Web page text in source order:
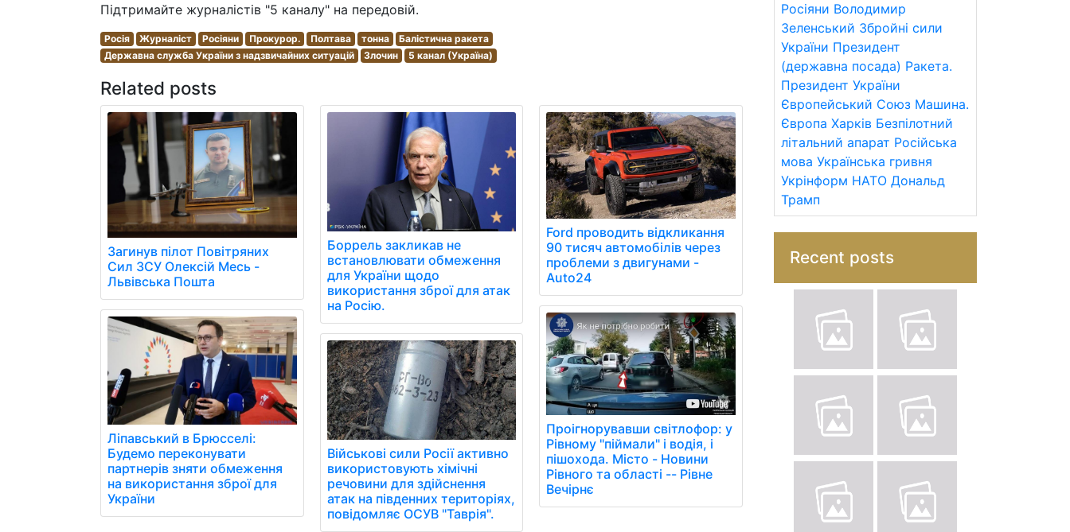
Підтримайте журналістів "5 каналу" на передовій.
Росія Журналіст Росіяни Прокурор. Полтава тонна
Балістична ракета
Державна служба України з надзвичайних ситуацій
Злочин 5 канал (Україна)
Related posts
Загинув пілот Повітряних
Сил ЗСУ Олексій Месь -
Львівська Пошта
Ліпавський в Брюсселі:
Будемо переконувати
партнерів зняти обмеження
на використання зброї для
України
Боррель закликав не
встановлювати обмеження
для України щодо
використання зброї для атак
на Росію.
Військові сили Росії активно
використовують хімічні
речовини для здійснення
атак на південних територіях,
повідомляє ОСУВ "Таврія".
Ford проводить відкликання
90 тисяч автомобілів через
проблеми з двигунами -
Auto24
Проігнорувавши світлофор: у
Рівному "піймали" і водія, і
пішохода. Місто - Новини
Рівного та області -- Рівне
Вечірнє
Росіяни Володимир
Зеленський Збройні сили
України Президент
(державна посада) Ракета.
Президент України
Європейський Союз Машина.
Європа Харків Безпілотний
літальний апарат Російська
мова Українська гривня
Укрінформ НАТО Дональд
Трамп
Recent posts